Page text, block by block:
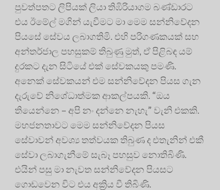
පුවත්පතට ලිපියක් ලියා තිඹිරියාගම බණ්ඩාරට
එය ඊමේල් මගින් යැවීමට මා මෙම සන්නිවේදන
පියසේ සේවය ලබාගතිමි. එහි පරිගණකයක් සහ
අන්තර්ජාල පහසුකම් තිබුණු මුත්, ඒ පිළිබඳ යම්
දුරකට දැන සිටියේ එක් සේවකයකු පමණි.
අනෙක් සේවකයන් එම සන්නිවේදන පියස ගැන
දැරුවේ නිශේධාත්මක ආකල්පයකි. “ඔය
තියෙන්නෙ – අපි නං දන්නෙ නැහැ” වැනි එකකි.
මහජනතාවට මෙම සන්නිවේදන පියස
සේවාවන් අවශ්‍ය තත්වයක තිබුණ ද එතැනින් එකී
සේවා ලබාගැනීමේ සැබෑ පහසුව නොතිබිණි.
එයින් පසු මා නැවත සන්නිවේදන පියසට
ගොඩවෙන විට එය අක්‍රිය වී තිබිණි.